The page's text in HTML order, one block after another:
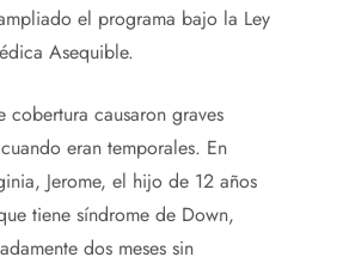
el programa bajo la Ley
Asequible.
cobertura causaron graves
eran temporales. En
Jerome, el hijo de 12 años
tiene síndrome de Down,
dos meses sin